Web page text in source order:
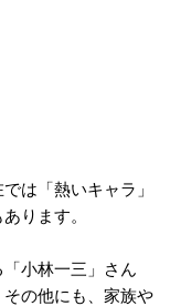
は「熱いキャラ」
ります。
小林一三」さん
の他にも、家族や